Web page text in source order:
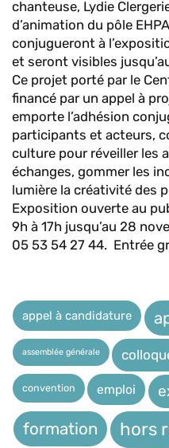
chanteuse, Lydie
d’animation du pôle
conjugueront à
et seront visibles
Ce projet porté par le
financé par un appel à
emporte l’adhésion
participants et acteurs,
culture pour réveiller les
échanges, gommer les
lumière la créativité des
Exposition ouverte au
9h à 17h jusqu’au 28
05 53 54 27 44. Entrée
appel à candidature
assemblée générale
convention emploi
formation hors